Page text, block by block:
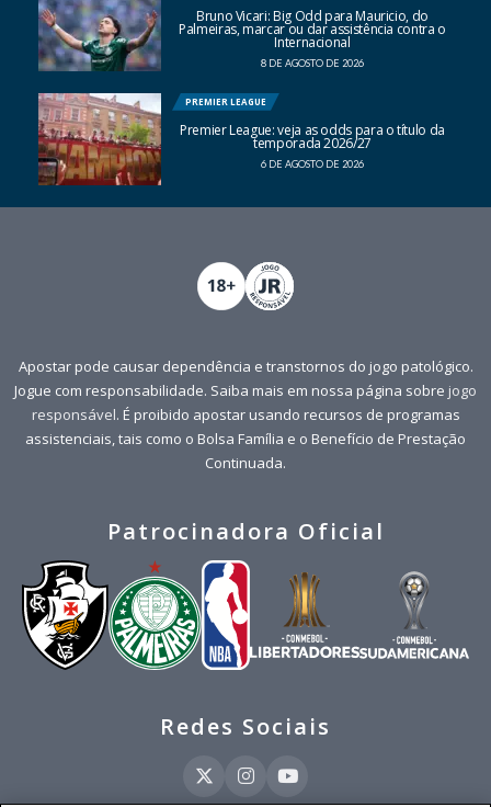
Bruno Vicari: Big Odd para Mauricio, do
Palmeiras, marcar ou dar assistência contra o
Internacional
8 DE AGOSTO DE 2026
PREMIER LEAGUE
Premier League: veja as odds para o título da
temporada 2026/27
6 DE AGOSTO DE 2026
Apostar pode causar dependência e transtornos do jogo patológico.
Jogue com responsabilidade. Saiba mais em nossa página sobre jogo
responsável. É proibido apostar usando recursos de programas
assistenciais, tais como o Bolsa Família e o Benefício de Prestação
Continuada.
Patrocinadora Oficial
Redes Sociais